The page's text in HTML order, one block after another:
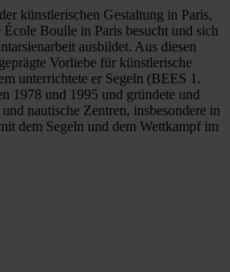
künstlerischen Gestaltung in Paris,
Boulle in Paris besucht und sich
ausbildet. Aus diesen
Vorliebe für künstlerische
unterrichtete er Segeln (BEES 1.
1978 und 1995 und gründete und
nautische Zentren, insbesondere in
dem Segeln und dem Wettkampf im